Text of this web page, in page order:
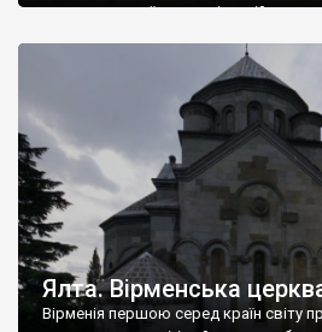
диктувати свої умови
Херсонесі Володимир-язичник, став
А потім було Хрещення Русі. На
Ялта. Вірменська
Вірменія першою серед країн світу